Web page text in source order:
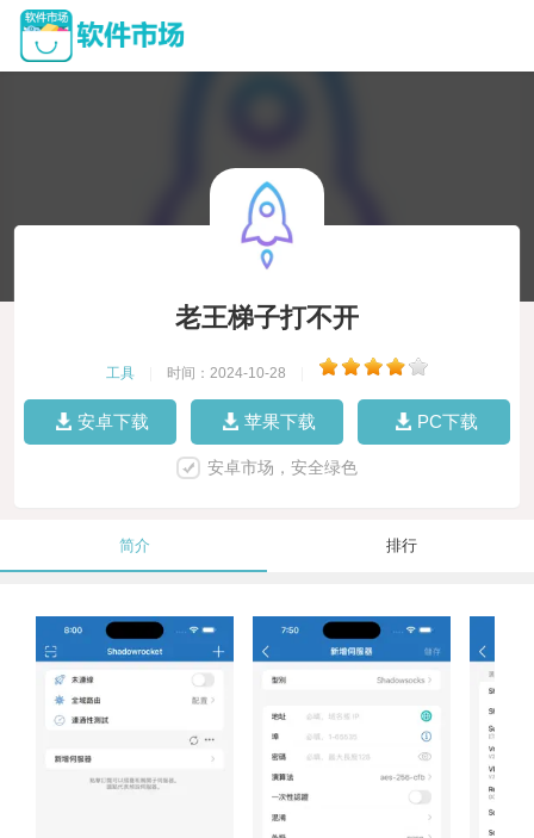
老王梯子打不开
工具 时间：2024-10-28
安卓下载 苹果下载 PC下载
安卓市场，安全绿色
简介 排行